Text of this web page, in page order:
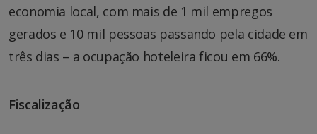
economia local, com mais de 1 mil empregos
gerados e 10 mil pessoas passando pela cidade em
três dias – a ocupação hoteleira ficou em 66%.
Fiscalização